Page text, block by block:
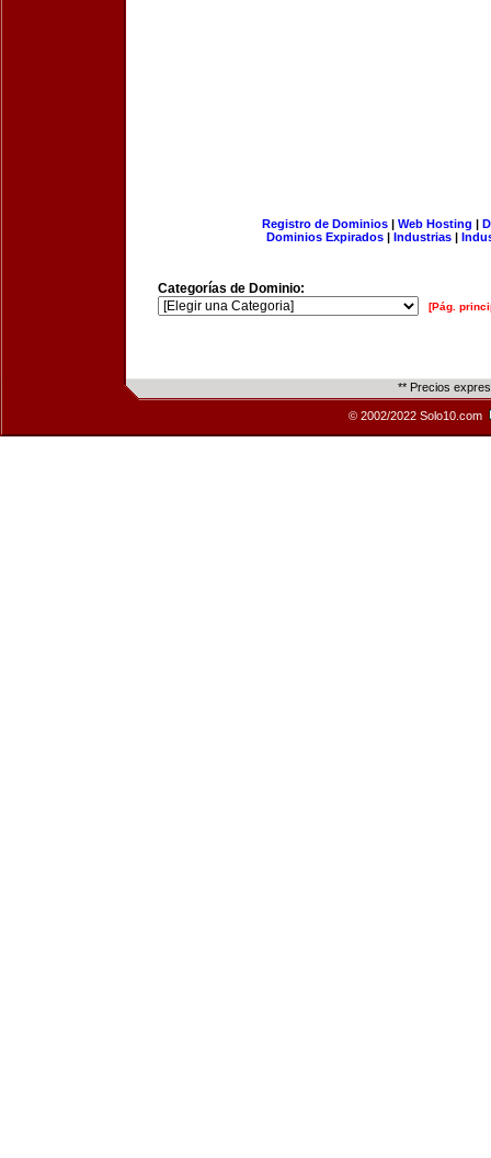
Registro de Dominios| Web Hosting |
Dominios Expirados | Industrias |
Categorías de Dominio:
[Pág.
** Precios
© 2002/2022 Solo10.com